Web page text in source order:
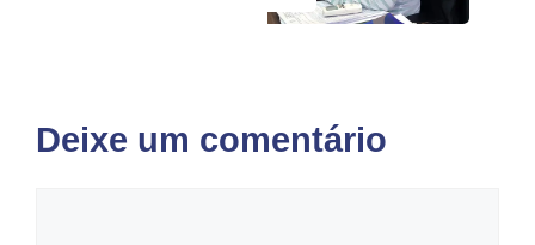
Deixe um comentário